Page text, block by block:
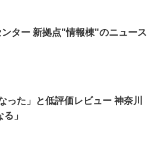
ター 新拠点"情報棟"のニュース
った」と低評価レビュー 神奈川
」